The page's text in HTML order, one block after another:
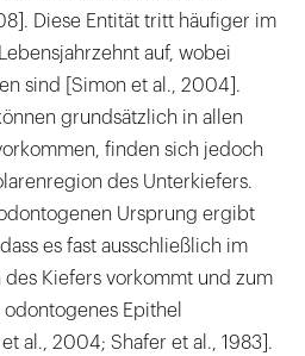
Diese Entität tritt häufiger im
auf, wobei
sind [Simon et al., 2004].
grundsätzlich in allen
finden sich jedoch
des Unterkiefers.
Ursprung ergibt
es fast ausschließlich im
Kiefers vorkommt und zum
Epithel
al., 2004; Shafer et al., 1983].